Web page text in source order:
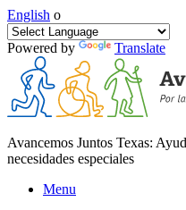
English o
Powered by Translate
Avancemos Juntos Texas:
necesidades especiales
Menu